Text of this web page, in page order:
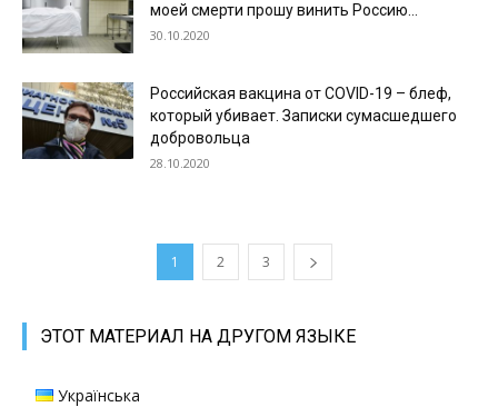
моей смерти прошу винить Россию…
30.10.2020
Российская вакцина от COVID-19 – блеф,
который убивает. Записки сумасшедшего
добровольца
28.10.2020
1 2 3
ЭТОТ МАТЕРИАЛ НА ДРУГОМ ЯЗЫКЕ
Українська